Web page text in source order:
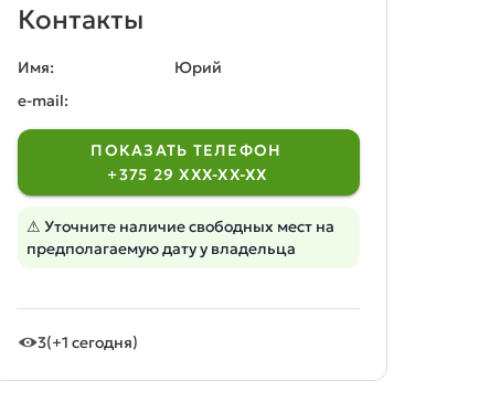
Контакты
Имя:
Юрий
e-mail:
ПОКАЗАТЬ ТЕЛЕФОН
+375 29 XXX-XX-XX
⚠ Уточните наличие свободных мест на
предполагаемую дату у владельца
3(+1 сегодня)